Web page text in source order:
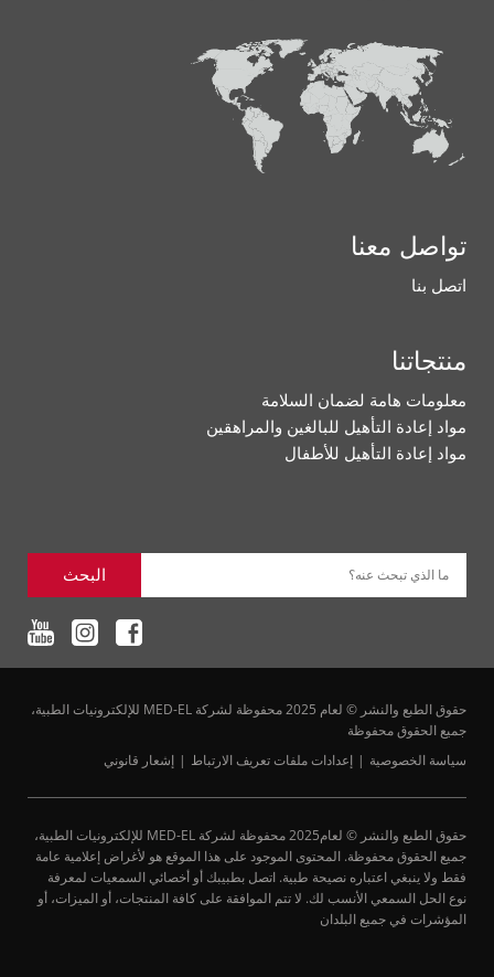
تواصل معنا
اتصل بنا
منتجاتنا
معلومات هامة لضمان السلامة
مواد إعادة التأهيل للبالغين والمراهقين
مواد إعادة التأهيل للأطفال
ما الذي تبحث عنه؟ البحث
حقوق الطبع والنشر © لعام 2025 محفوظة لشركة MED-EL للإلكترونيات الطبية،
جميع الحقوق محفوظة
سياسة الخصوصية
إعدادات ملفات تعريف الارتباط إشعار قانوني
حقوق الطبع والنشر © لعام2025 محفوظة لشركة MED-EL للإلكترونيات الطبية،
جميع الحقوق محفوظة. المحتوى الموجود على هذا الموقع هو لأغراض إعلامية عامة
فقط ولا ينبغي اعتباره نصيحة طبية. اتصل بطبيبك أو أخصائي السمعيات لمعرفة
نوع الحل السمعي الأنسب لك. لا تتم الموافقة على كافة المنتجات، أو الميزات، أو
المؤشرات في جميع البلدان